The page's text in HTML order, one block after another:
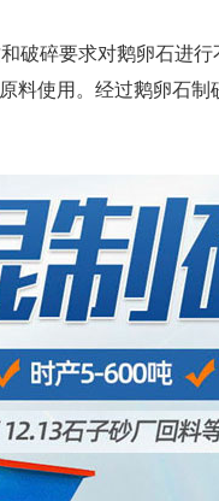
破碎要求对鹅卵石进
料使用。经过鹅卵石